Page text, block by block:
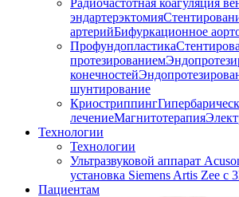
Радиочастотная коагуляция
эндартерэктомия
артерийБифуркационное
Профундопластика
протезированием
конечностей
шунтирование
Криостриппинг
лечениеМагнитотерапия
Технологии
Технологии
Ультразвуковой аппарат
установка Siemens Artis Zee с
Пациентам